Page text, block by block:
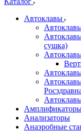
Автоклавы
сушка)
Анализаторы
Анаэробные